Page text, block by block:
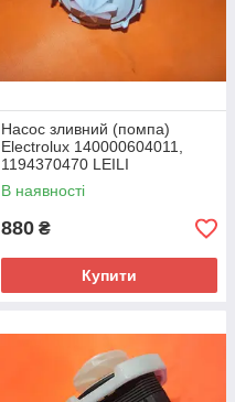
Насос зливний (помпа)
Electrolux 140000604011,
1194370470 LEILI
В наявності
880 ₴
Купити